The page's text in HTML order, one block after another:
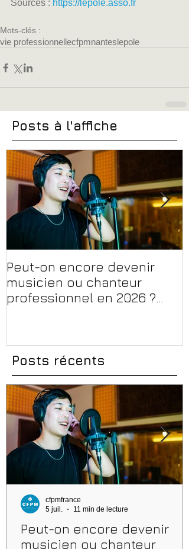
Sources : https://lepole.asso.fr
Mots-clés :
vie professionnellecfpmnanteslepole
Posts à l'affiche
Peut-on encore devenir
musicien ou chanteur
professionnel en 2026 ?
Posts récents
Peut-on encore devenir
musicien ou chanteur
cfpmfrance
5 juil.
11 min de lecture